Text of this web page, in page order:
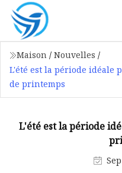
Maison / Nouvelles /
L'été est la période idéale
de printemps
L'été est la période